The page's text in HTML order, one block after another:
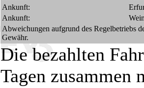
Ankunft:
Ankunft:
Abweichungen aufgrund des Regelbetriebs
Gewähr.
Die bezahlten
Tagen zusammen